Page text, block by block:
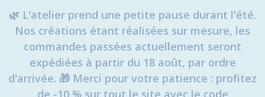
🌿 L'atelier prend une petite pause durant l'été.
Nos créations étant réalisées sur mesure, les
commandes passées actuellement seront
expédiées à partir du 18 août, par ordre
d'arrivée. 🎁 Merci pour votre patience : profitez
de -10 % sur tout le site avec le code